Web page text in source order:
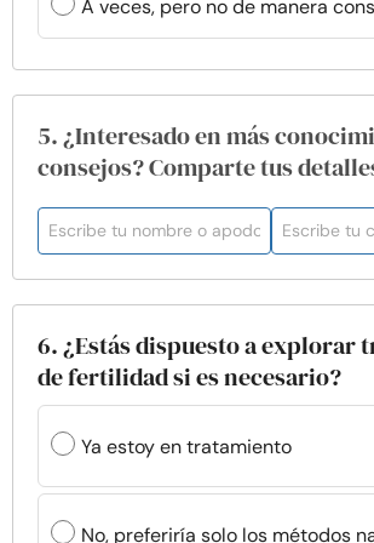
A veces, pero no de manera
5. ¿Interesado en más
consejos? Comparte tus
6. ¿Estás dispuesto a explorar
de fertilidad si es necesario?
Ya estoy en tratamiento
No, preferiría solo los métodos